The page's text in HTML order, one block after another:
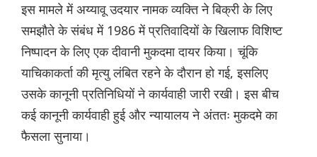
इस मामले में अय्यावू उदयार नामक व्यक्ति ने बिक्री के लिए
समझौते के संबंध में 1986 में प्रतिवादियों के खिलाफ विशिष्ट
निष्पादन के लिए एक दीवानी मुकदमा दायर किया। चूंकि
याचिकाकर्ता की मृत्यु लंबित रहने के दौरान हो गई, इसलिए
उसके कानूनी प्रतिनिधियों ने कार्यवाही जारी रखी। इस बीच
कई कानूनी कार्यवाही हुई और न्यायालय ने अंततः मुकदमे का
फैसला सुनाया।